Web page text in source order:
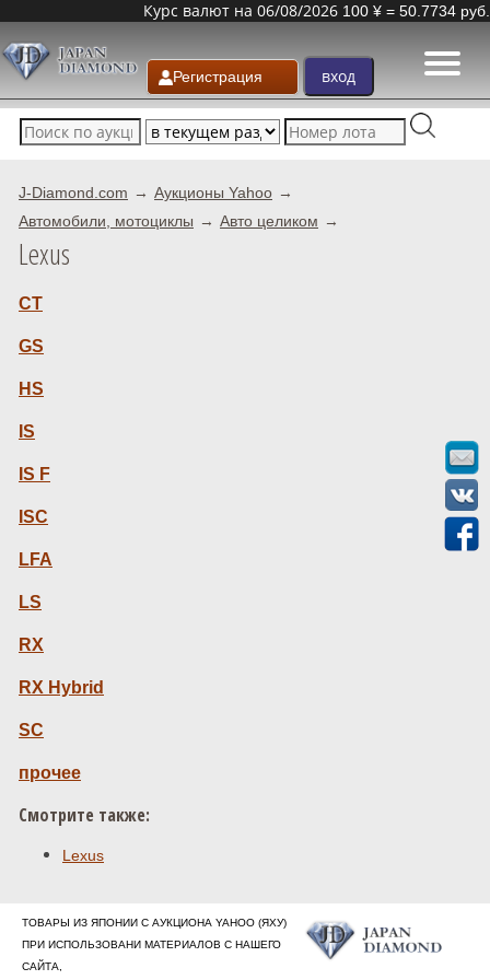
Курс валют на 06/08/2026 100 ¥ = 50.7734 руб.
Регистрация
J-Diamond.com
Аукционы Yahoo
Автомобили, мотоциклы
Авто целиком
Lexus
CT
GS
HS
IS
IS F
ISС
LFA
LS
RX
RX Hybrid
SC
прочее
Смотрите также:
Lexus
ТОВАРЫ ИЗ ЯПОНИИ С АУКЦИОНА YAHOO (ЯХУ)
ПРИ ИСПОЛЬЗОВАНИ МАТЕРИАЛОВ С НАШЕГО
САЙТА,